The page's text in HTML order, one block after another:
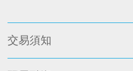
交易須知